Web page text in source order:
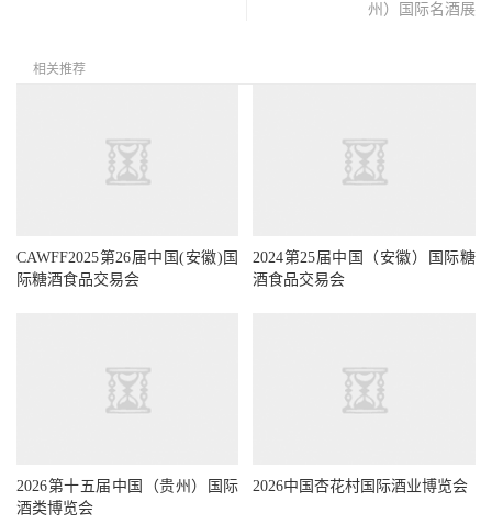
州）国际名酒展
相关推荐
际糖酒食品交易会
2024第25届中国（安徽）国际糖
酒食品交易会
2026第十五届中国（贵州）国际
酒类博览会
2026中国杏花村国际酒业博览会